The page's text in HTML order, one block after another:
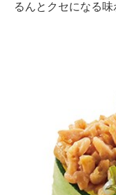
るんとクセになる味